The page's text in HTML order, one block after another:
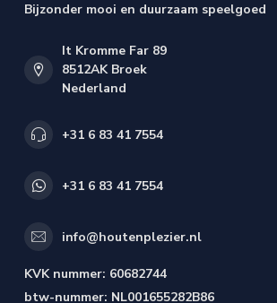
Bijzonder mooi en duurzaam speelgoed
It Kromme Far 89
8512AK Broek
Nederland
+31 6 83 41 7554
+31 6 83 41 7554
info@houtenplezier.nl
KVK nummer: 60682744
btw-nummer: NL001655282B86